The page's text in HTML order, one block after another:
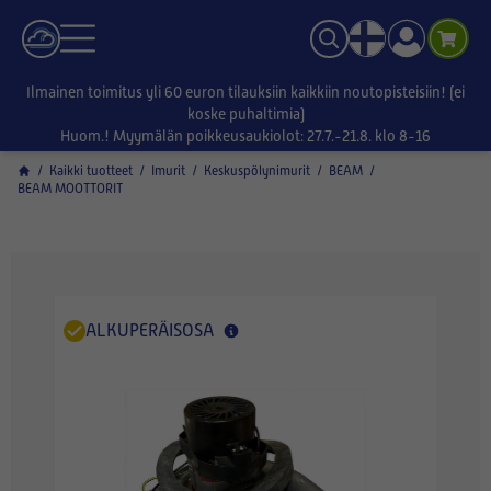
Ilmainen toimitus yli 60 euron tilauksiin kaikkiin noutopisteisiin! (ei
koske puhaltimia)
Huom.! Myymälän poikkeusaukiolot: 27.7.-21.8. klo 8-16
/ Kaikki tuotteet / Imurit / Keskuspölynimurit / BEAM /
BEAM MOOTTORIT
ALKUPERÄISOSA